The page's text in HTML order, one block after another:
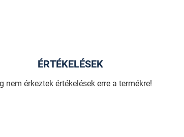
ÉRTÉKELÉSEK
nem érkeztek értékelések erre a termékre!